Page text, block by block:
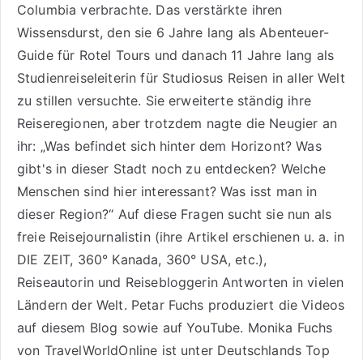
Columbia verbrachte. Das verstärkte ihren
Wissensdurst, den sie 6 Jahre lang als Abenteuer-
Guide für Rotel Tours und danach 11 Jahre lang als
Studienreiseleiterin für Studiosus Reisen in aller Welt
zu stillen versuchte. Sie erweiterte ständig ihre
Reiseregionen, aber trotzdem nagte die Neugier an
ihr: „Was befindet sich hinter dem Horizont? Was
gibt's in dieser Stadt noch zu entdecken? Welche
Menschen sind hier interessant? Was isst man in
dieser Region?“ Auf diese Fragen sucht sie nun als
freie Reisejournalistin (ihre Artikel erschienen u. a. in
DIE ZEIT, 360° Kanada, 360° USA, etc.),
Reiseautorinund Reisebloggerin Antworten in vielen
Ländern der Welt. Petar Fuchs produziert die Videos
auf diesem Blog sowie aufYouTube. Monika Fuchs
von TravelWorldOnline ist unter Deutschlands Top